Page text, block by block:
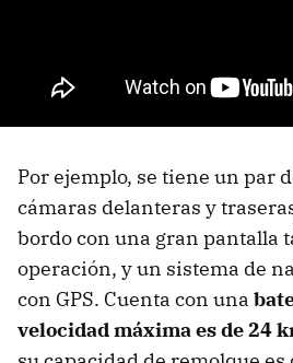
Por ejemplo, se tiene un par
cámaras delanteras y
bordo con una gran pantalla
operación, y un sistema de
con GPS. Cuenta con una
velocidad máxima es de 24